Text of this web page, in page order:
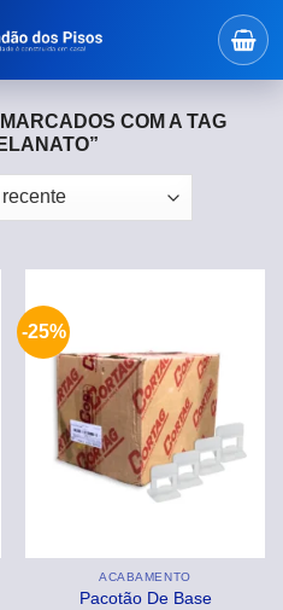
COM A TAG
-25%
ACABAMENTO
Pacotão De Base